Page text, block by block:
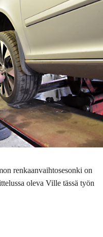
renkaanvaihtosesonki on
oleva Ville tässä työn